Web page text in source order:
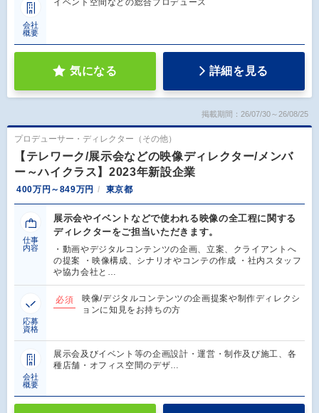
会社
概要
イベント空間などの総合プロデュース
気になる 詳細を見る
掲載期間：26/07/30～26/08/25
プロデューサー・ディレクター（その他）
【テレワーク/展示会などの映像ディレクター/メンバ
ー～ハイクラス】2023年新設企業
400万円～849万円 東京都
仕事
内容
展示会やイベントなどで使われる映像の全工程に関する
ディレクターをご担当いただきます。
・動画やデジタルコンテンツの企画、立案、クライアントへ
の提案 ・映像構成、シナリオやコンテの作成 ・社内スタッフ
や協力会社と…
応募
資格
必須
映像/デジタルコンテンツの企画提案や制作ディレクシ
ョンに知見をお持ちの方
会社
概要
展示会及びイベント等の企画設計・運営・制作及び施工、各
種店舗・オフィス空間のデザ…